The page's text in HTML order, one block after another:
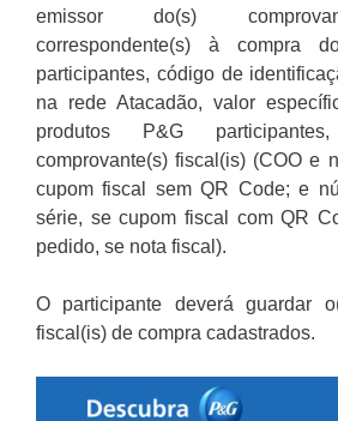
emissor do(s)
correspondente(s) à compra
participantes, código de
na rede Atacadão, valor
produtos P&G
comprovante(s) fiscal(is) (COO e
cupom fiscal sem QR Code; e
série, se cupom fiscal com QR
pedido, se nota fiscal).
O participante deverá guardar
fiscal(is) de compra cadastrados.